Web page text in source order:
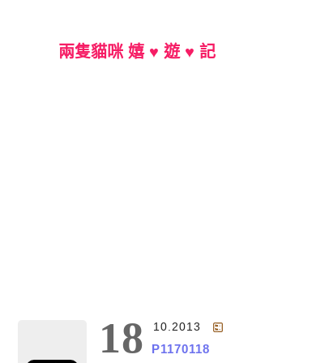
兩隻貓咪 嬉 ♥ 遊 ♥ 記
18 10.2013
P1170118